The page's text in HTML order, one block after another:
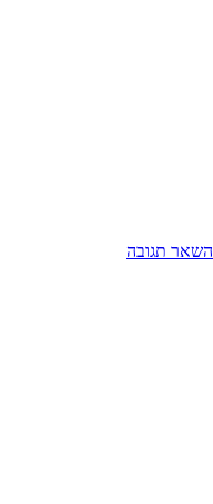
השאר תגובה